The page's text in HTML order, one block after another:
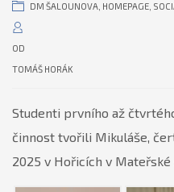
DM ŠALOUNOVA HOMEPAGE
OD
TOMÁŠ HORÁK
Studenti prvního až
činnost tvořili Mikuláše,
2025 v Hořicích v Mateřské